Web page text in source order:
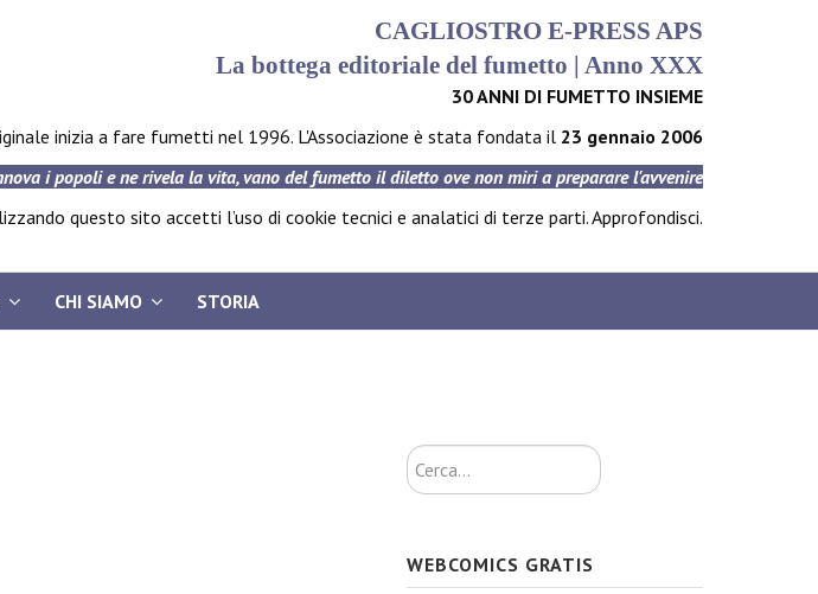
CAGLIOSTRO E-PRESS APS
La bottega editoriale del fumetto | Anno XXX
30 ANNI DI FUMETTO INSIEME
inizia a fare fumetti nel 1996. L'Associazione è stata fondata il 23 gennaio 2006
i popoli e ne rivela la vita, vano del fumetto il diletto ove non miri a preparare l'avvenire
questo sito accetti l’uso di cookie tecnici e analatici di terze parti.Approfondisci.
CHI SIAMO STORIA
Cerca...
WEBCOMICS GRATIS